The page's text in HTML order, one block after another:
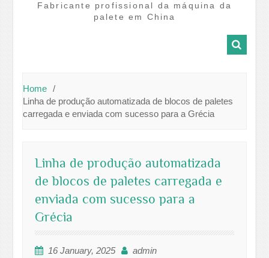
Fabricante profissional da máquina da
palete em China
Home
Linha de produção automatizada de blocos de paletes
carregada e enviada com sucesso para a Grécia
Linha de produção automatizada
de blocos de paletes carregada e
enviada com sucesso para a
Grécia
16 January, 2025 admin